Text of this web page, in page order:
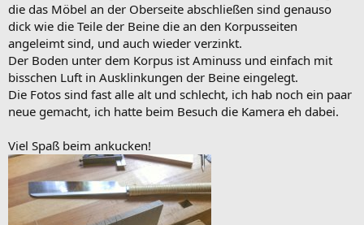
die das Möbel an der Oberseite abschließen sind genauso
dick wie die Teile der Beine die an den Korpusseiten
angeleimt sind, und auch wieder verzinkt.
Der Boden unter dem Korpus ist Aminuss und einfach mit
bisschen Luft in Ausklinkungen der Beine eingelegt.
Die Fotos sind fast alle alt und schlecht, ich hab noch ein paar
neue gemacht, ich hatte beim Besuch die Kamera eh dabei.
Viel Spaß beim ankucken!